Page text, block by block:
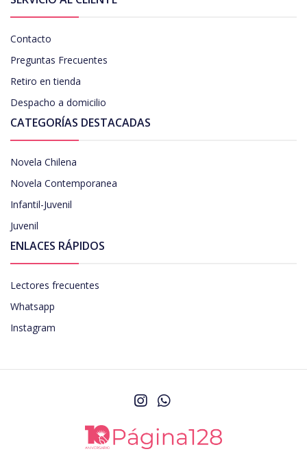
Contacto
Preguntas Frecuentes
Retiro en tienda
Despacho a domicilio
CATEGORÍAS DESTACADAS
Novela Chilena
Novela Contemporanea
Infantil-Juvenil
Juvenil
ENLACES RÁPIDOS
Lectores frecuentes
Whatsapp
Instagram